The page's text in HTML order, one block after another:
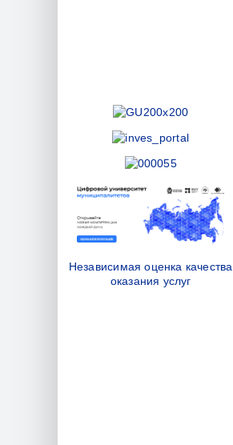
Независимая оценка качества
оказания услуг